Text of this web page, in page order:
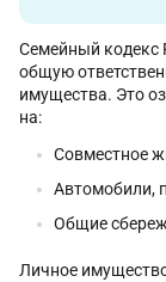
Семейный кодекс
общую
имущества. Это
на:
Совместное
Автомобили,
Общие
Личное